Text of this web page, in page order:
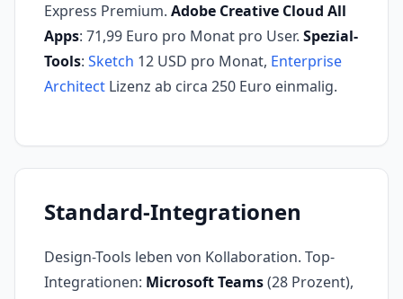
Express Premium. Adobe Creative Cloud All
Apps: 71,99 Euro pro Monat pro User. Spezial-
Tools: Sketch 12 USD pro Monat, Enterprise
Architect Lizenz ab circa 250 Euro einmalig.
Standard-Integrationen
Design-Tools leben von Kollaboration. Top-
Integrationen: Microsoft Teams(28 Prozent),